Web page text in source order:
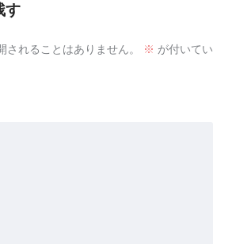
す
されることはありません。 ※ が付いてい